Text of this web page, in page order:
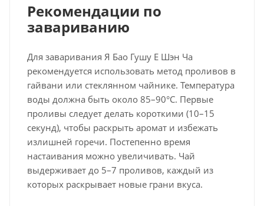
Рекомендации по
завариванию
Для заваривания Я Бао Гушу Е Шэн Ча
рекомендуется использовать метод проливов в
гайвани или стеклянном чайнике. Температура
воды должна быть около 85–90°C. Первые
проливы следует делать короткими (10–15
секунд), чтобы раскрыть аромат и избежать
излишней горечи. Постепенно время
настаивания можно увеличивать. Чай
выдерживает до 5–7 проливов, каждый из
которых раскрывает новые грани вкуса.